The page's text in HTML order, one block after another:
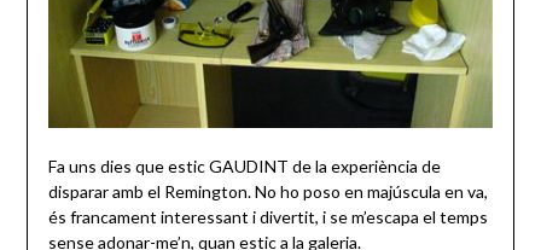
Fa uns dies que estic GAUDINT de la experiència de
disparar amb el Remington. No ho poso en majúscula en va,
és francament interessant i divertit, i se m’escapa el temps
sense adonar-me’n, quan estic a la galeria.